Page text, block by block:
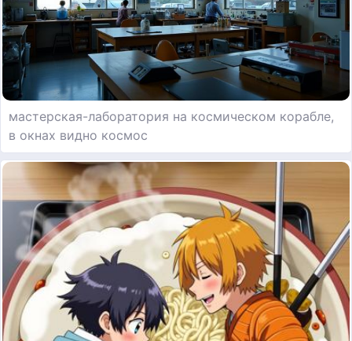
мастерская-лаборатория на космическом корабле,
в окнах видно космос